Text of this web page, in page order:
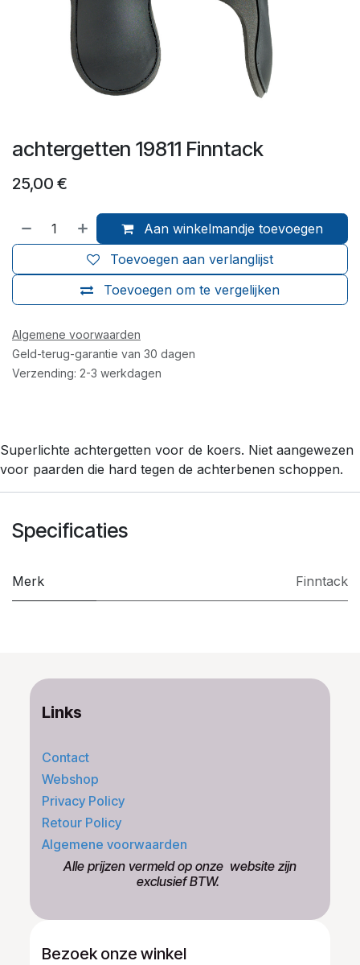
achtergetten 19811 Finntack
25,00 €
Aan winkelmandje toevoegen
Toevoegen om te vergelijken
Toevoegen aan verlanglijst
Algemene voorwaarden
Geld-terug-garantie van 30 dagen
Verzending: 2-3 werkdagen
Superlichte achtergetten voor de koers. Niet aangewezen
voor paarden die hard tegen de achterbenen schoppen.
Specificaties
Merk Finntack
Links
Contact
Webshop
Privacy Policy
Retour Policy
Algemene voorwaarden
​Alle prijzen vermeld op onze ​website zijn
exclusief BTW.
Bezoek onze winkel